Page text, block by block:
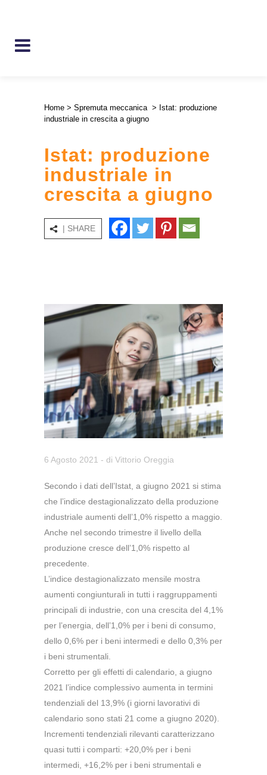
Home > Spremuta meccanica > Istat: produzione
industriale in crescita a giugno
Istat: produzione
industriale in
crescita a giugno
| SHARE
6 Agosto 2021 - di Vittorio Oreggia
Secondo i dati dell’Istat, a giugno 2021 si stima
che l’indice destagionalizzato della produzione
industriale aumenti dell’1,0% rispetto a maggio.
Anche nel secondo trimestre il livello della
produzione cresce dell’1,0% rispetto al
precedente.
L’indice destagionalizzato mensile mostra
aumenti congiunturali in tutti i raggruppamenti
principali di industrie, con una crescita del 4,1%
per l’energia, dell’1,0% per i beni di consumo,
dello 0,6% per i beni intermedi e dello 0,3% per
i beni strumentali.
Corretto per gli effetti di calendario, a giugno
2021 l’indice complessivo aumenta in termini
tendenziali del 13,9% (i giorni lavorativi di
calendario sono stati 21 come a giugno 2020).
Incrementi tendenziali rilevanti caratterizzano
quasi tutti i comparti: +20,0% per i beni
intermedi, +16,2% per i beni strumentali e